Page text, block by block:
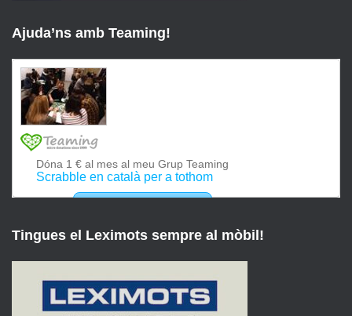
Ajuda’ns amb Teaming!
Tingues el Leximots sempre al mòbil!